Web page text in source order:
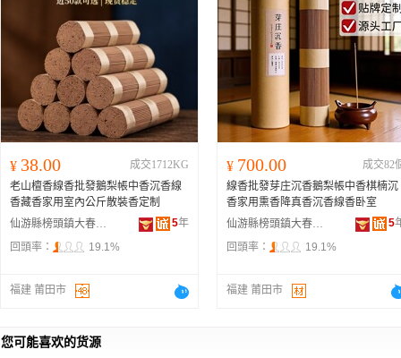
¥ 38.00
成交1712KG
老山檀香線香批發鵝梨帳中香沉香線
香藏香家用室內公斤散裝香定制
仙游縣榜頭鎮大春香業
5年
回頭率：
19.1%
福建 莆田市
¥ 700.00
成交82
線香批發芽庄沉香鵝梨帳中香棋楠沉
香家用熏香降真香沉香線香卧室
仙游縣榜頭鎮大春香業
5
回頭率：
19.1%
福建 莆田市
您可能喜欢的货源